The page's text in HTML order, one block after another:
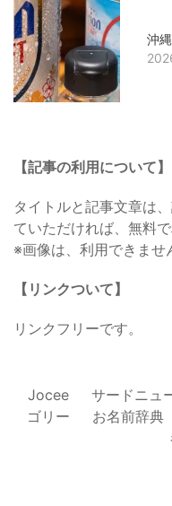
沖
【記事の利用について】
タイトルと記事文章は
ていただければ、無料で
※画像は、利用できませ
【リンクついて】
リンクフリーです。
Jocee サードニュ
ゴリー
お名前辞典